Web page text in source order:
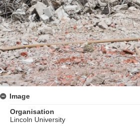
Image
Organisation
Lincoln University